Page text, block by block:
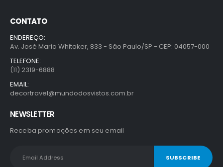
CONTATO
ENDEREÇO:
Av. José Maria Whitaker, 833 - São Paulo/SP - CEP: 04057-000
TELEFONE:
(11) 2319-6888
EMAIL:
decortravel@mundodosvistos.com.br
NEWSLETTER
Receba promoções em seu email